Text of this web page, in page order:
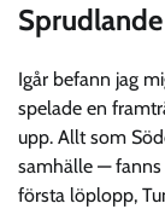
Igår befann jag
spelade en
upp. Allt som
samhälle —
första löplopp,